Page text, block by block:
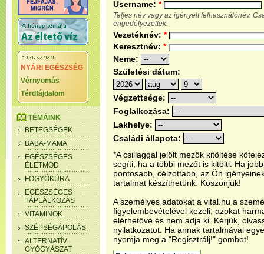
NYÁRI EGÉSZSÉG
Vérnyomás
Térdfájdalom
TÉMÁINK
BETEGSÉGEK
BABA-MAMA
EGÉSZSÉGES
ÉLETMÓD
FOGYÓKÚRA
EGÉSZSÉGES
TÁPLÁLKOZÁS
VITAMINOK
SZÉPSÉGÁPOLÁS
ALTERNATÍV
GYÓGYÁSZAT
Username: *
Teljes név vagy az igényelt felhasználónév.
engedélyezettek.
Vezetéknév: *
Keresztnév: *
Neme:
Születési dátum:
Végzettsége:
Foglalkozása:
Lakhelye:
Családi állapota:
*A csillaggal jelölt mezők kitöltése
segíti, ha a többi mezőt is kitölti. Ha
pontosabb, célzottabb, az Ön
tartalmat készíthetünk. Köszönjük!
A személyes adatokat a vital.hu a
figyelembevételével kezeli, azokat
elérhetővé és nem adja ki. Kérjük,
nyilatkozatot. Ha annak tartalmával
nyomja meg a "Regisztrálj!" gombot!